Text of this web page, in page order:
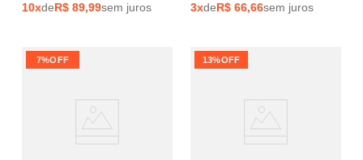
10xdeR$ 89,99sem juros 3xdeR$ 66,66sem juros
7%OFF 13%OFF